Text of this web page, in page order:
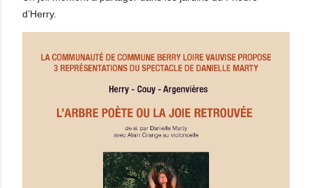
d’Herry.